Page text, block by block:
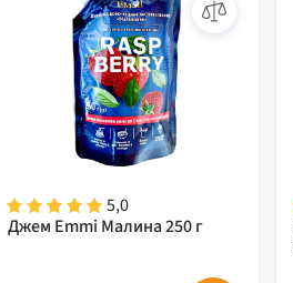
5,0
Джем Emmi Малина 250 г